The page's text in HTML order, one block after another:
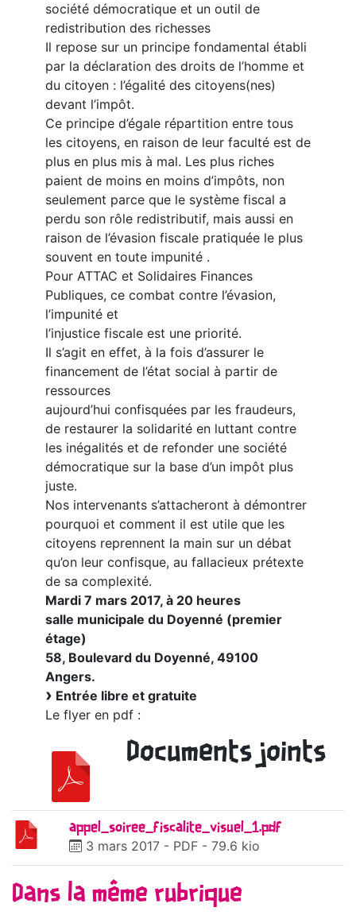
société démocratique et un outil de
redistribution des richesses
Il repose sur un principe fondamental établi
par la déclaration des droits de l’homme et
du citoyen : l’égalité des citoyens(nes)
devant l’impôt.
Ce principe d’égale répartition entre tous
les citoyens, en raison de leur faculté est de
plus en plus mis à mal. Les plus riches
paient de moins en moins d’impôts, non
seulement parce que le système fiscal a
perdu son rôle redistributif, mais aussi en
raison de l’évasion fiscale pratiquée le plus
souvent en toute impunité .
Pour ATTAC et Solidaires Finances
Publiques, ce combat contre l’évasion,
l’impunité et
l’injustice fiscale est une priorité.
Il s’agit en effet, à la fois d’assurer le
financement de l’état social à partir de
ressources
aujourd’hui confisquées par les fraudeurs,
de restaurer la solidarité en luttant contre
les inégalités et de refonder une société
démocratique sur la base d’un impôt plus
juste.
Nos intervenants s’attacheront à démontrer
pourquoi et comment il est utile que les
citoyens reprennent la main sur un débat
qu’on leur confisque, au fallacieux prétexte
de sa complexité.
Mardi 7 mars 2017, à 20 heures
salle municipale du Doyenné (premier
étage)
58, Boulevard du Doyenné, 49100
Angers.
Entrée libre et gratuite
Le flyer en pdf :
Documents joints
appel_soiree_fiscalite_visuel_1.pdf
3 mars 2017 - PDF - 79.6 kio
Dans la même rubrique